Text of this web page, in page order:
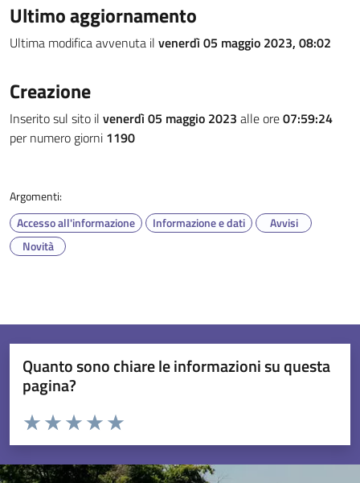
Ultimo aggiornamento
Ultima modifica avvenuta il venerdì 05 maggio 2023, 08:02
Creazione
Inserito sul sito il venerdì 05 maggio 2023 alle ore07:59:24
per numero giorni 1190
Argomenti:
Accesso all'informazione
Informazione e dati
Avvisi
Novità
Quanto sono chiare le informazioni su questa
pagina?
Valuta da 1 a 5 stelle la pagina
Valuta 5 stelle su 5
Valuta 4 stelle su 5
Valuta 3 stelle su 5
Valuta 2 stelle su 5
Valuta 1 stelle su 5